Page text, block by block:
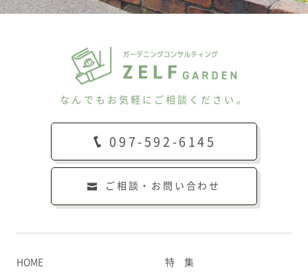
なんでもお気軽にご相談ください。
097-592-6145
ご相談・お問い合わせ
HOME 特 集